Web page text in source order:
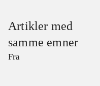
Artikler med
samme emner
Fra